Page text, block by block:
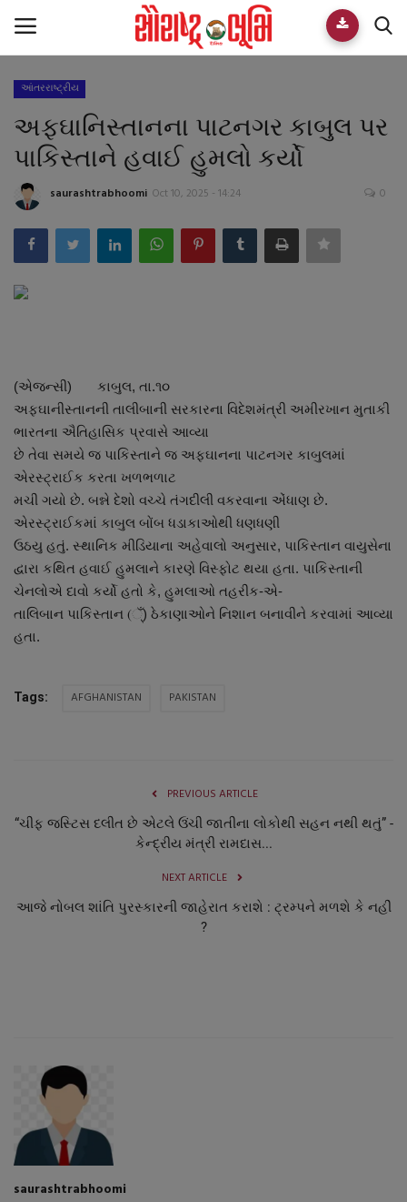
Home
E-paper
Videos
Who We Are
Live TV
Guest Author
About Author
Contact
Dipotsav Special
આંતરરાષ્ટ્રીય
રાષ્ટ્રીય
ગુજરાત
જુનાગઢ
નાણાંકીય સમાચાર
બોલિવૂડ
સ્વાસ્થ્ય
આંતરરાષ્ટ્રીય
અફઘાનિસ્તાનના પાટનગર કાબુલ પર
પાકિસ્તાને હવાઈ હુમલો કર્યો
saurashtrabhoomi Oct 10, 2025 - 14:24 0
(એજન્સી) કાબુલ, તા.૧૦
અફઘાનીસ્તાનની તાલીબાની સરકારના વિદેશમંત્રી અમીરખાન મુતાકી
ભારતના ઐતિહાસિક પ્રવાસે આવ્યા
છે તેવા સમયે જ પાકિસ્તાને જ અફઘાનના પાટનગર કાબુલમાં
એરસ્ટ્રાઈક કરતા ખળભળાટ
મચી ગયો છે. બન્ને દેશો વચ્ચે તંગદીલી વકરવાના એંધાણ છે.
એરસ્ટ્રાઈકમાં કાબુલ બોંબ ધડાકાઓથી ધણધણી
ઉઠયુ હતું. સ્થાનિક મીડિયાના અહેવાલો અનુસાર, પાકિસ્તાન વાયુસેના
દ્વારા કથિત હવાઈ હુમલાને કારણે વિસ્ફોટ થયા હતા. પાકિસ્તાની
ચેનલોએ દાવો કર્યો હતો કે, હુમલાઓ તહરીક-એ-
તાલિબાન પાકિસ્તાન (્ઁ) ઠેકાણાઓને નિશાન બનાવીને કરવામાં આવ્યા
હતા.
Tags: AFGHANISTAN PAKISTAN
PREVIOUS ARTICLE
“ચીફ જસ્ટિસ દલીત છે એટલે ઉંચી જાતીના લોકોથી સહન નથી થતું” -
કેન્દ્રીય મંત્રી રામદાસ...
NEXT ARTICLE
આજે નોબલ શાંતિ પુરસ્કારની જાહેરાત કરાશે : ટ્રમ્પને મળશે કે નહીં
?
saurashtrabhoomi